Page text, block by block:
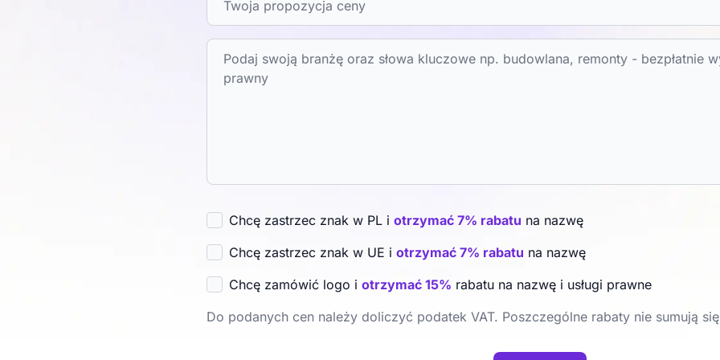
Chcę zastrzec znak w PL i otrzymać 7% rabatu na nazwę
Chcę zastrzec znak w UE i otrzymać 7% rabatu na nazwę
Chcę zamówić logo i otrzymać 15% rabatu na nazwę i usługi prawne
Do podanych cen należy doliczyć podatek VAT. Poszczególne rabaty nie sumują